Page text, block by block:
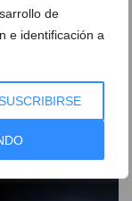
de
e identificación a
para eventos
locales